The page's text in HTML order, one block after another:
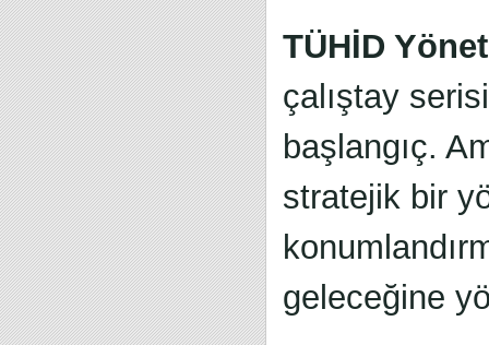
TÜHİD
çalıştay
başlangıç.
stratejik bir
geleceğine